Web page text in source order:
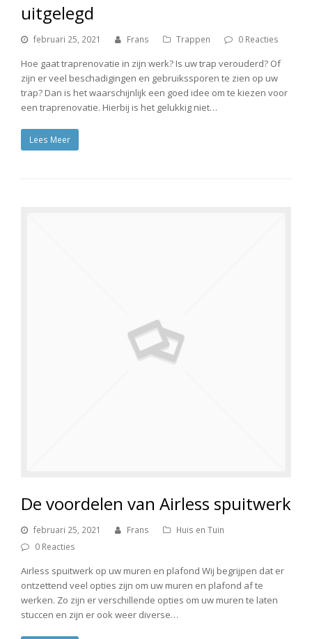
uitgelegd
februari 25, 2021 Frans Trappen 0 Reacties
Hoe gaat traprenovatie in zijn werk? Is uw trap verouderd? Of
zijn er veel beschadigingen en gebruikssporen te zien op uw
trap? Dan is het waarschijnlijk een goed idee om te kiezen voor
een traprenovatie. Hierbij is het gelukkig niet…
Lees Meer
De voordelen van Airless spuitwerk
februari 25, 2021 Frans
Huis en Tuin
0 Reacties
Airless spuitwerk op uw muren en plafond Wij begrijpen dat er
ontzettend veel opties zijn om uw muren en plafond af te
werken. Zo zijn er verschillende opties om uw muren te laten
stuccen en zijn er ook weer diverse…